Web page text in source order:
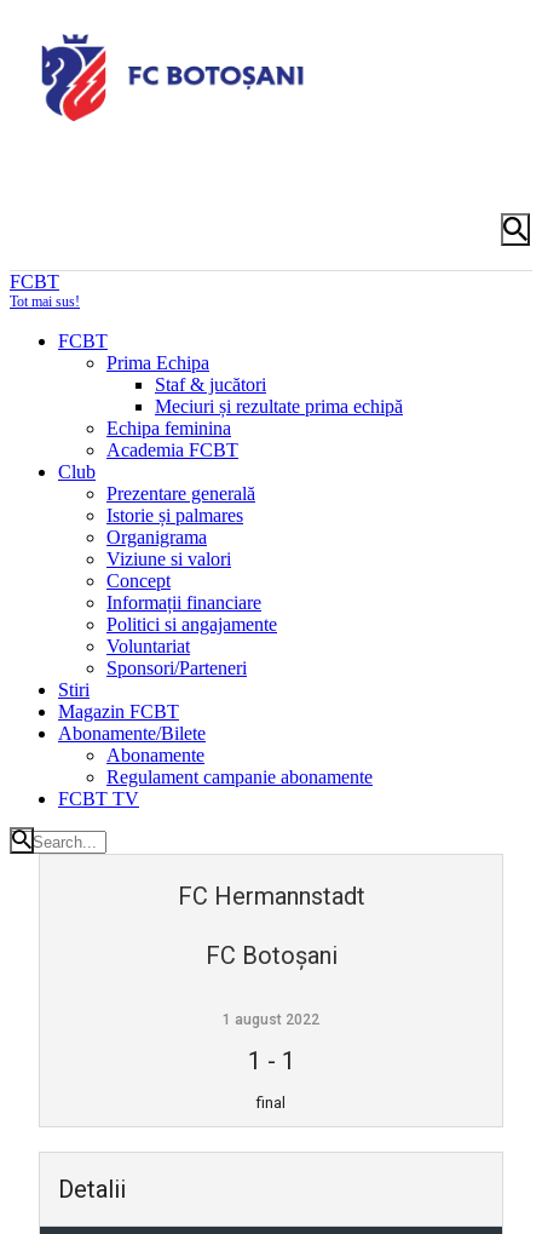
FCBT
Tot mai sus!
FCBT
Prima Echipa
Staf & jucători
Meciuri și rezultate prima echipă
Echipa feminina
Academia FCBT
Club
Prezentare generală
Istorie și palmares
Organigrama
Viziune si valori
Concept
Informații financiare
Politici si angajamente
Voluntariat
Sponsori/Parteneri
Stiri
Magazin FCBT
Abonamente/Bilete
Abonamente
Regulament campanie abonamente
FCBT TV
FC Hermannstadt
FC Botoșani
1 august 2022
1 - 1
final
Detalii